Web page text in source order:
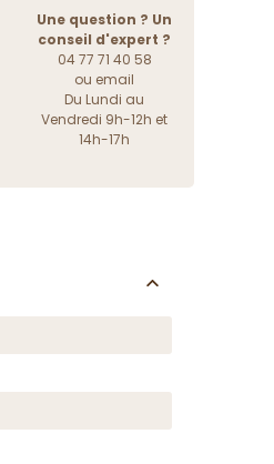
Une question ? Un
conseil d'expert ?
04 77 71 40 58
ou email
Du Lundi au
Vendredi 9h-12h et
14h-17h